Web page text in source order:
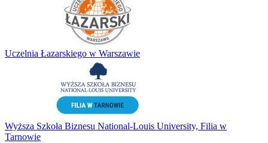
Uczelnia Łazarskiego w Warszawie
Wyższa Szkoła Biznesu National-Louis University, Filia w
Tarnowie